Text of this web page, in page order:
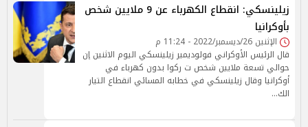
زيلينسكي: انقطاع الكهرباء عن 9 ملايين شخص
بأوكرانيا
الإثنين 26/ديسمبر/2022 - 11:24 م
قال الرئيس الأوكراني فولوديمير زيلينسكي اليوم الاثنين إن
حوالي تسعة ملايين شخص ت ركوا بدون كهرباء في
أوكرانيا وقال زيلينسكي في خطابه المسائي انقطاع التيار
الك…